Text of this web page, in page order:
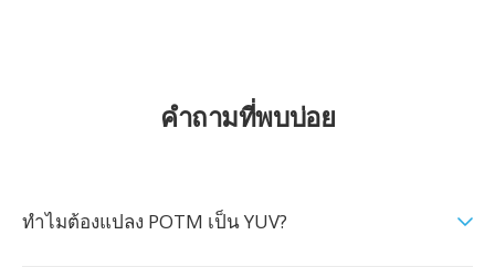
คำถามที่พบบ่อย
ทำไมต้องแปลง POTM เป็น YUV?